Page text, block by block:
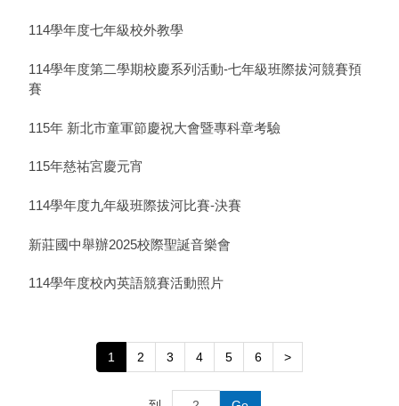
114學年度七年級校外教學
114學年度第二學期校慶系列活動-七年級班際拔河競賽預
賽
115年 新北市童軍節慶祝大會暨專科章考驗
115年慈祐宮慶元宵
114學年度九年級班際拔河比賽-決賽
新莊國中舉辦2025校際聖誕音樂會
114學年度校內英語競賽活動照片
1 2 3 4 5 6 >